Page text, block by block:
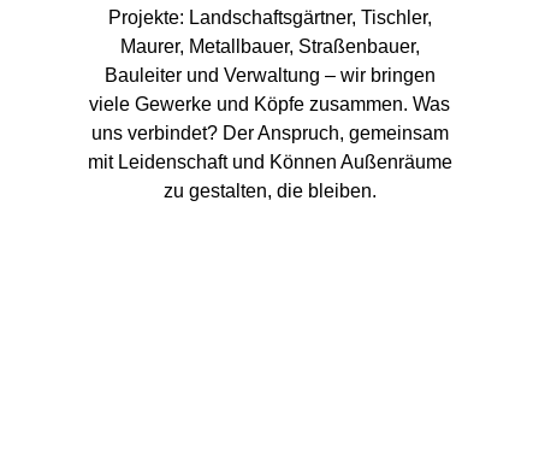
Projekte: Landschaftsgärtner, Tischler,
Maurer, Metallbauer, Straßenbauer,
Bauleiter und Verwaltung – wir bringen
viele Gewerke und Köpfe zusammen. Was
uns verbindet? Der Anspruch, gemeinsam
mit Leidenschaft und Können Außenräume
zu gestalten, die bleiben.